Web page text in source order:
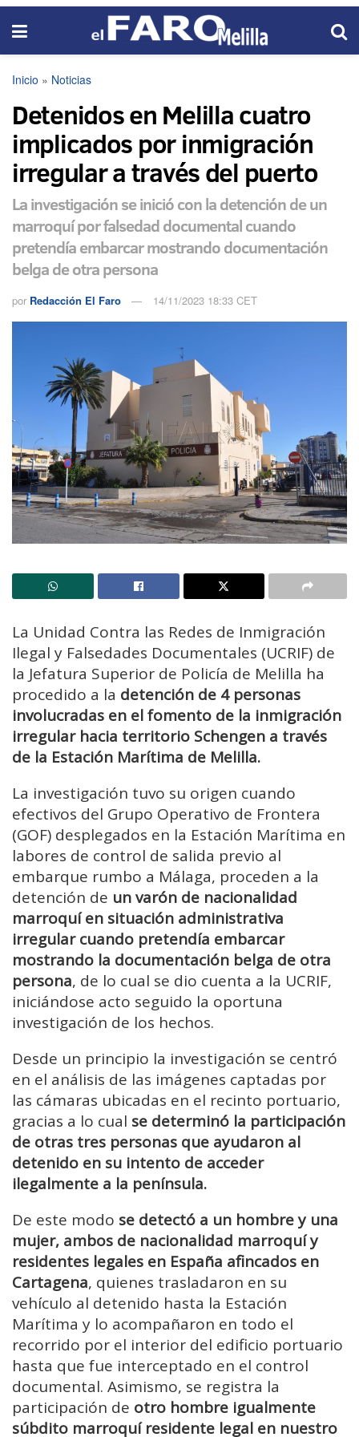
Inicio » Noticias
Detenidos en Melilla cuatro
implicados por inmigración
irregular a través del puerto
La investigación se inició con la detención de un
marroquí por falsedad documental cuando
pretendía embarcar mostrando documentación
belga de otra persona
por Redacción El Faro 14/11/2023 18:33 CET
La Unidad Contra las Redes de Inmigración
Ilegal y Falsedades Documentales (UCRIF) de
la Jefatura Superior de Policía de Melilla ha
procedido a la detención de 4 personas
involucradas en el fomento de la inmigración
irregular hacia territorio Schengen a través
de la Estación Marítima de Melilla.
La investigación tuvo su origen cuando
efectivos del Grupo Operativo de Frontera
(GOF) desplegados en la Estación Marítima en
labores de control de salida previo al
embarque rumbo a Málaga, proceden a la
detención de un varón de nacionalidad
marroquí en situación administrativa
irregular cuando pretendía embarcar
mostrando la documentación belga de otra
persona, de lo cual se dio cuenta a la UCRIF,
iniciándose acto seguido la oportuna
investigación de los hechos.
Desde un principio la investigación se centró
en el análisis de las imágenes captadas por
las cámaras ubicadas en el recinto portuario,
gracias a lo cual se determinó la participación
de otras tres personas que ayudaron al
detenido en su intento de acceder
ilegalmente a la península.
De este modo se detectó a un hombre y una
mujer, ambos de nacionalidad marroquí y
residentes legales en España afincados en
Cartagena, quienes trasladaron en su
vehículo al detenido hasta la Estación
Marítima y lo acompañaron en todo el
recorrido por el interior del edificio portuario
hasta que fue interceptado en el control
documental. Asimismo, se registra la
participación de otro hombre igualmente
súbdito marroquí residente legal en nuestro